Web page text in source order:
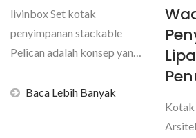
livinbox Set kotak
penyimpanan stackable
Pelican adalah konsep yang
untuk...Baca Lebih Banyak
Kotak